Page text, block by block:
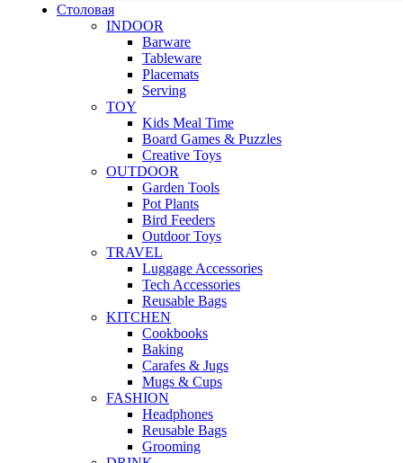
Столовая
INDOOR
Barware
Tableware
Placemats
Serving
TOY
Kids Meal Time
Board Games & Puzzles
Creative Toys
OUTDOOR
Garden Tools
Pot Plants
Bird Feeders
Outdoor Toys
TRAVEL
Luggage Accessories
Tech Accessories
Reusable Bags
KITCHEN
Cookbooks
Baking
Carafes & Jugs
Mugs & Cups
FASHION
Headphones
Reusable Bags
Grooming